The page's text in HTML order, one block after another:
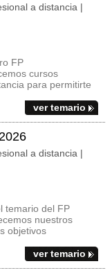
a distancia |
FP
cursos
para permitirte
ver temario
a distancia |
temario del FP
nuestros
objetivos
ver temario